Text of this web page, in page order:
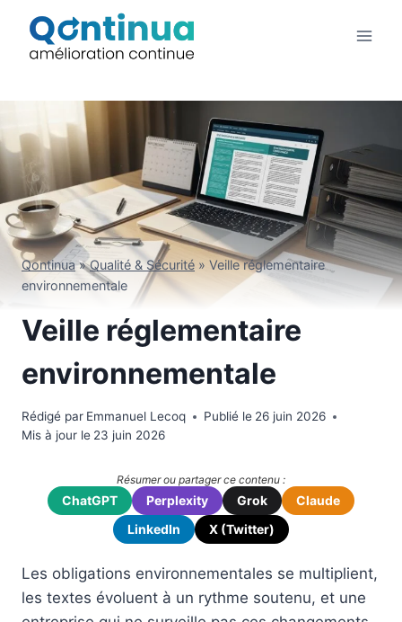
contenu
Qontinua»Qualité & Sécurité » Veille réglementaire
environnementale
Veille réglementaire
environnementale
Rédigé par Emmanuel Lecoq Publié le 26 juin 2026
Mis à jour le 23 juin 2026
Résumer ou partager ce contenu :
ChatGPT Perplexity Grok
Claude
LinkedIn
X (Twitter)
Les obligations environnementales se multiplient,
les textes évoluent à un rythme soutenu, et une